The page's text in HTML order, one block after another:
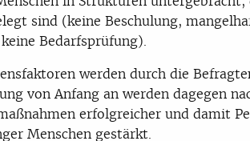
sind (keine Beschulung,
Bedarfsprüfung).
werden durch die
von Anfang an werden dagegen
erfolgreicher und damit
Menschen gestärkt.